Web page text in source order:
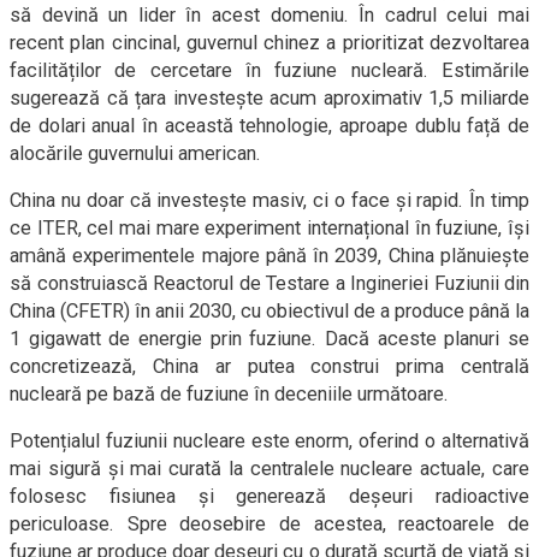
să devină un lider în acest domeniu. În cadrul celui mai
recent plan cincinal, guvernul chinez a prioritizat dezvoltarea
facilităților de cercetare în fuziune nucleară. Estimările
sugerează că țara investește acum aproximativ 1,5 miliarde
de dolari anual în această tehnologie, aproape dublu față de
alocările guvernului american.
China nu doar că investește masiv, ci o face și rapid. În timp
ce ITER, cel mai mare experiment internațional în fuziune, își
amână experimentele majore până în 2039, China plănuiește
să construiască Reactorul de Testare a Ingineriei Fuziunii din
China (CFETR) în anii 2030, cu obiectivul de a produce până la
1 gigawatt de energie prin fuziune. Dacă aceste planuri se
concretizează, China ar putea construi prima centrală
nucleară pe bază de fuziune în deceniile următoare.
Potențialul fuziunii nucleare este enorm, oferind o alternativă
mai sigură și mai curată la centralele nucleare actuale, care
folosesc fisiunea și generează deșeuri radioactive
periculoase. Spre deosebire de acestea, reactoarele de
fuziune ar produce doar deșeuri cu o durată scurtă de viață și